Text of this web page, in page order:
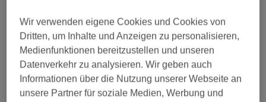
SHR-LASER Mit ALMA LASER Soprano
ICE (4)
SHR-LASER (1) 60 €
Wir verwenden eigene Cookies und Cookies von
Dritten, um Inhalte und Anzeigen zu personalisieren,
Medienfunktionen bereitzustellen und unseren
Datenverkehr zu analysieren. Wir geben auch
Informationen über die Nutzung unserer Webseite an
unsere Partner für soziale Medien, Werbung und